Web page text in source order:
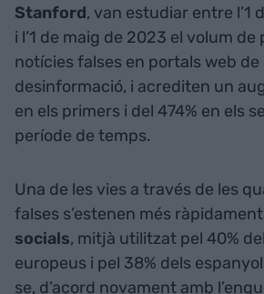
Stanford, van estudiar entre l’1
i l’1 de maig de 2023 el volum
notícies falses en portals web de
desinformació, i acrediten un
en els primers i del 474% en els
període de temps.
Una de les vies a través de les
falses s’estenen més
socials, mitjà utilitzat pel 40%
europeus i pel 38% dels
se, d’acord novament amb